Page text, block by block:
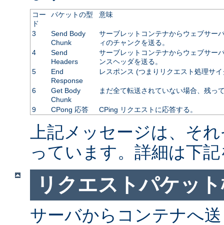
コー
ド
パケットの型 意味
3
Send Body
Chunk
サーブレットコンテナからウェブサー
ィのチャンクを送る。
4
Send
Headers
サーブレットコンテナからウェブサー
ンスヘッダを送る。
5
End
Response
レスポンス (つまりリクエスト処理サ
6
Get Body
Chunk
まだ全て転送されていない場合、残っ
9 CPong 応答 CPing リクエストに応答する。
上記メッセージは、そ
っています。詳細は下
リクエストパケッ
サーバからコンテナへ